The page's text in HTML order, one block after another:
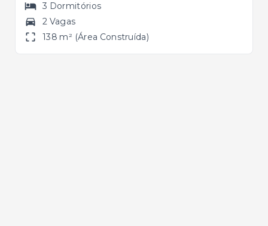
3 Dormitórios
2 Vagas
138 m² (Área Construída)